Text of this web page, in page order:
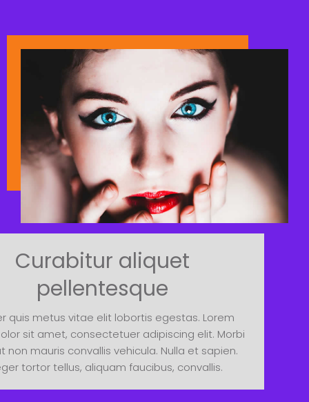
Curabitur aliquet
pellentesque
quis metus vitae elit lobortis egestas. Lorem
sit amet, consectetuer adipiscing elit. Morbi
non mauris convallis vehicula. Nulla et sapien.
tortor tellus, aliquam faucibus, convallis.